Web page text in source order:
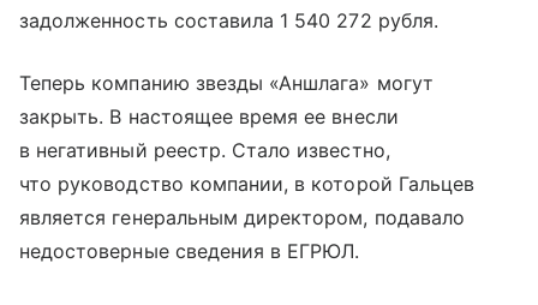
задолженность составила 1 540 272 рубля.
Теперь компанию звезды «Аншлага» могут
закрыть. В настоящее время ее внесли
в негативный реестр. Стало известно,
что руководство компании, в которой Гальцев
является генеральным директором, подавало
недостоверные сведения в ЕГРЮЛ.